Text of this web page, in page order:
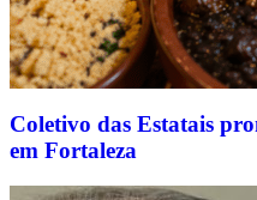
Coletivo das Estatais
em Fortaleza